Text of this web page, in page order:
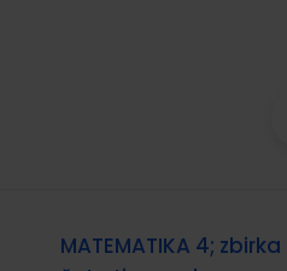
MATEMATIKA 4;